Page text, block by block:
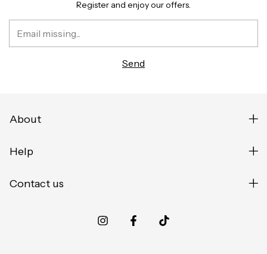
Register and enjoy our offers.
About
Help
Contact us